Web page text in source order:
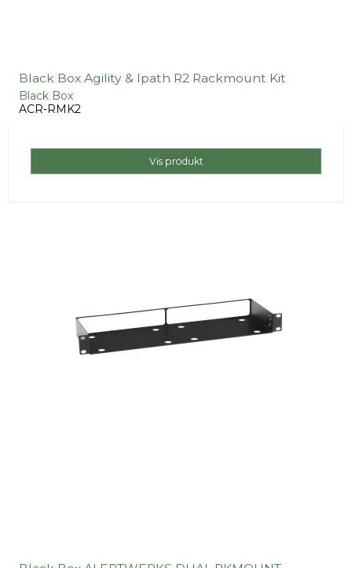
Black Box Agility & Ipath R2 Rackmount Kit
Black Box
ACR-RMK2
Vis produkt